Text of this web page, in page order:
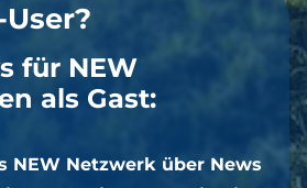
für NEW
als Gast:
NEW Netzwerk über News